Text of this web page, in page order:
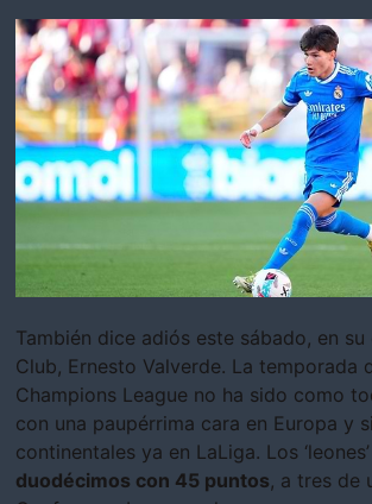
También dice adiós este sábado, en
Club, Ernesto Valverde. La temporada
Champions League no ha sido como
con una paupérrima cara en Europa y
continentales ya en LaLiga. Los
duodécimos con 45 puntos, a tres de